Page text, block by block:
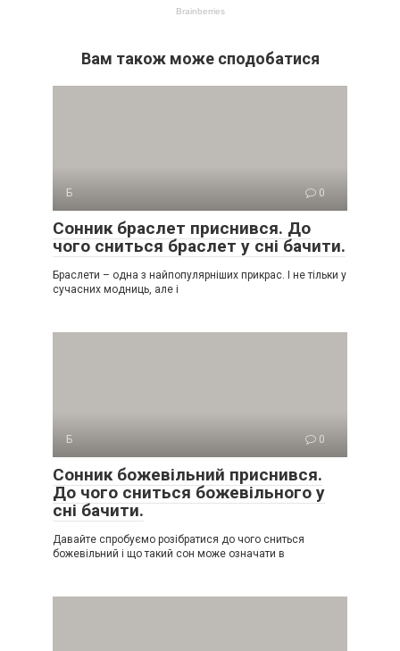
Вам також може сподобатися
Б 0
Сонник браслет приснився. До
чого сниться браслет у сні бачити.
Браслети – одна з найпопулярніших прикрас. І не тільки у
сучасних модниць, але і
Б 0
Сонник божевільний приснився.
До чого сниться божевільного у
сні бачити.
Давайте спробуємо розібратися до чого сниться
божевільний і що такий сон може означати в